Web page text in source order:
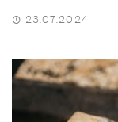
23.07.2024